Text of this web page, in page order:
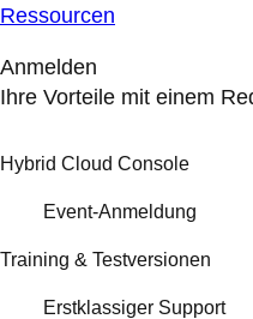
Ressourcen
Anmelden
Ihre Vorteile mit einem
Hybrid Cloud Console
Event-Anmeldung
Training & Testversionen
Erstklassiger Support